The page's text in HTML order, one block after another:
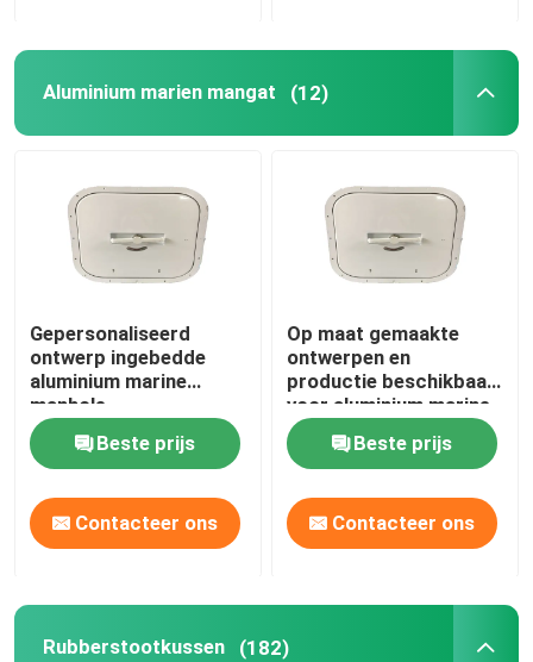
Aluminium marien mangat (12)
Gepersonaliseerd
ontwerp ingebedde
aluminium marine
manhole
Beste prijs
Contacteer ons
Op maat gemaakte
ontwerpen en
productie beschikbaar
voor aluminium marine
manholes
Beste prijs
Contacteer ons
Rubberstootkussen (182)